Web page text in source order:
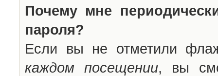
Почему мне
пароля?
Если вы не отметили
каждом посещении, вы